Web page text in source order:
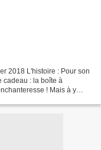
2018 L'histoire : Pour son
cadeau : la boîte à
! Mais à y